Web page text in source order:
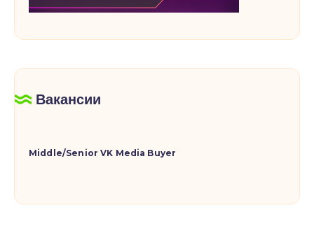
Вакансии
Middle/Senior VK Media Buyer